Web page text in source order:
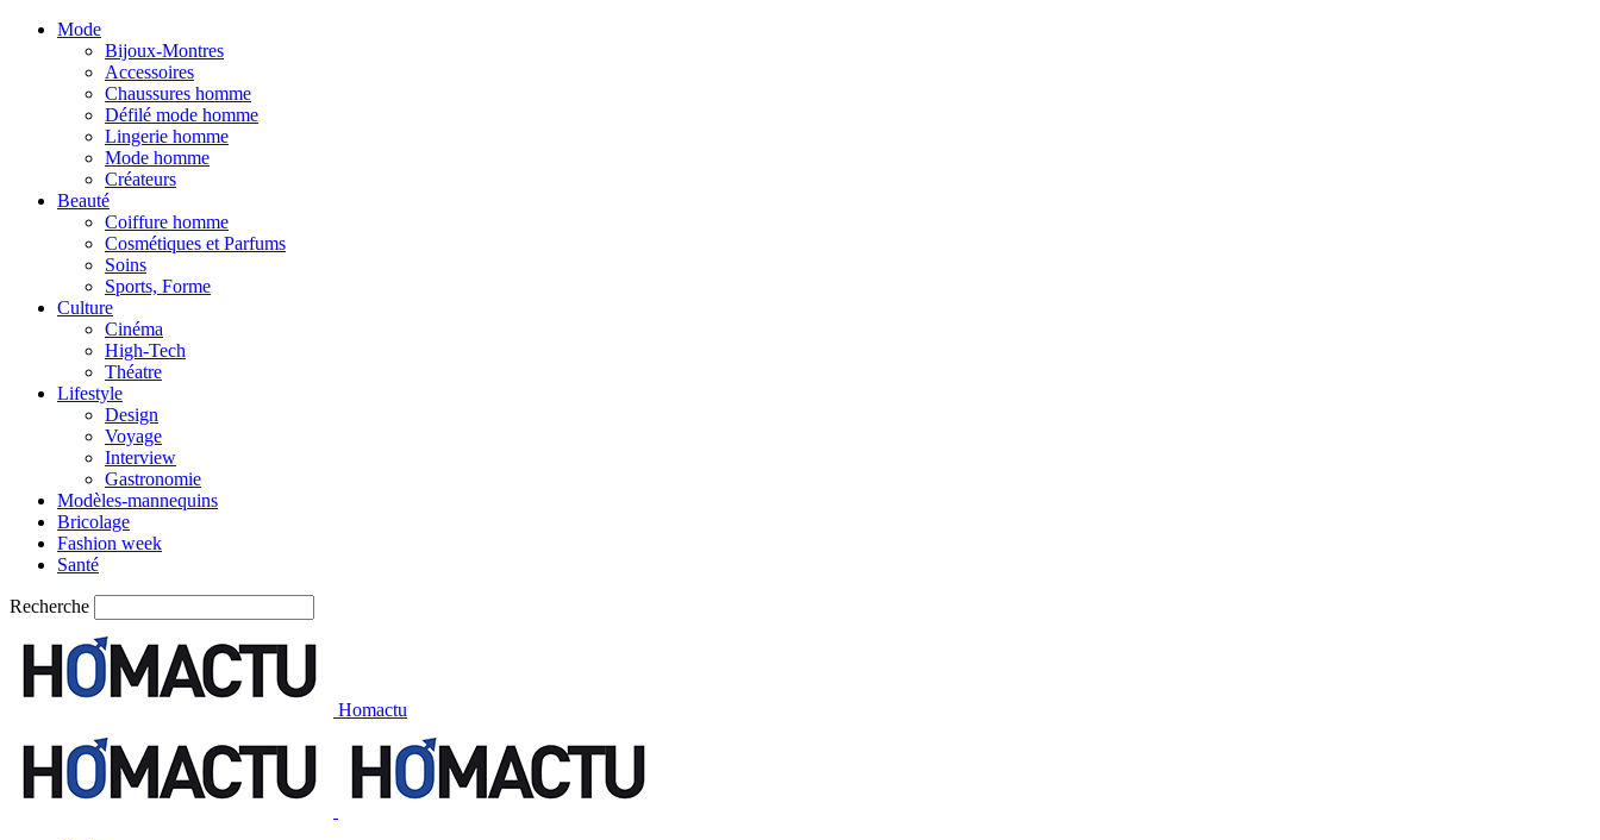
Mode
Bijoux-Montres
Accessoires
Chaussures homme
Défilé mode homme
Lingerie homme
Mode homme
Créateurs
Beauté
Coiffure homme
Cosmétiques et Parfums
Soins
Sports, Forme
Culture
Cinéma
High-Tech
Théatre
Lifestyle
Design
Voyage
Interview
Gastronomie
Modèles-mannequins
Bricolage
Fashion week
Santé
Recherche
Homactu